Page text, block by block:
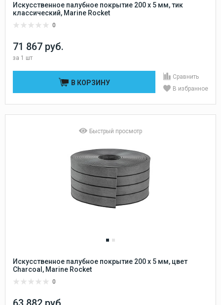
Искусственное палубное покрытие 200 x 5 мм, тик
классический, Marine Rocket
0
71 867 руб.
за 1 шт
В КОРЗИНУ
Сравнить
В избранное
Быстрый просмотр
Искусственное палубное покрытие 200 x 5 мм, цвет
Charcoal, Marine Rocket
0